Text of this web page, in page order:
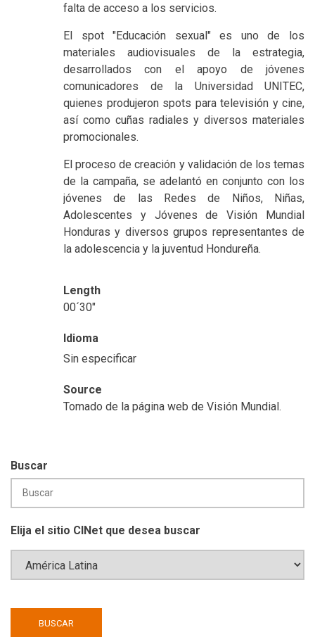
falta de acceso a los servicios.
El spot "Educación sexual" es uno de los
materiales audiovisuales de la estrategia,
desarrollados con el apoyo de jóvenes
comunicadores de la Universidad UNITEC,
quienes produjeron spots para televisión y cine,
así como cuñas radiales y diversos materiales
promocionales.
El proceso de creación y validación de los temas
de la campaña, se adelantó en conjunto con los
jóvenes de las Redes de Niños, Niñas,
Adolescentes y Jóvenes de Visión Mundial
Honduras y diversos grupos representantes de
la adolescencia y la juventud Hondureña.
Length
00´30"
Idioma
Sin especificar
Source
Tomado de la página web de Visión Mundial.
Buscar
Elija el sitio CINet que desea buscar